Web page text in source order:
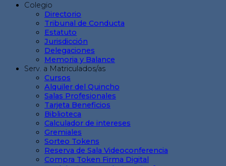
Colegio
Directorio
Tribunal de Conducta
Estatuto
Jurisdicción
Delegaciones
Memoria y Balance
Serv. a Matriculados/as
Cursos
Alquiler del Quincho
Salas Profesionales
Tarjeta Beneficios
Biblioteca
Calculador de intereses
Gremiales
Sorteo Tokens
Reserva de Sala Videoconferencia
Compra Token Firma Digital